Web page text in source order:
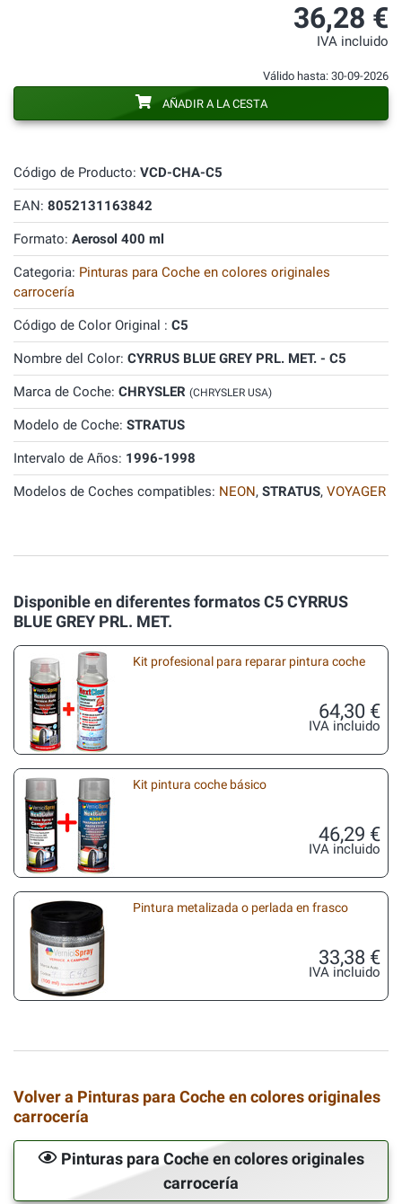
Código de Producto: VCD-CHA-C5
EAN: 8052131163842
Formato: Aerosol 400 ml
Categoria: Pinturas para Coche en colores originales
carrocería
Código de Color Original : C5
Nombre del Color: CYRRUS BLUE GREY PRL. MET. - C5
Marca de Coche: CHRYSLER (CHRYSLER USA)
Modelo de Coche: STRATUS
Intervalo de Años: 1996-1998
Modelos de Coches compatibles: NEON, STRATUS, VOYAGER
36,28 €
IVA incluido
Válido hasta: 30-09-2026
AÑADIR A LA CESTA
Disponible en diferentes formatos C5 CYRRUS
BLUE GREY PRL. MET.
Kit profesional para reparar pintura coche
64,30 €
IVA incluido
Kit pintura coche básico
46,29 €
IVA incluido
Pintura metalizada o perlada en frasco
33,38 €
IVA incluido
Volver a Pinturas para Coche en colores originales
carrocería
Pinturas para Coche en colores originales
carrocería